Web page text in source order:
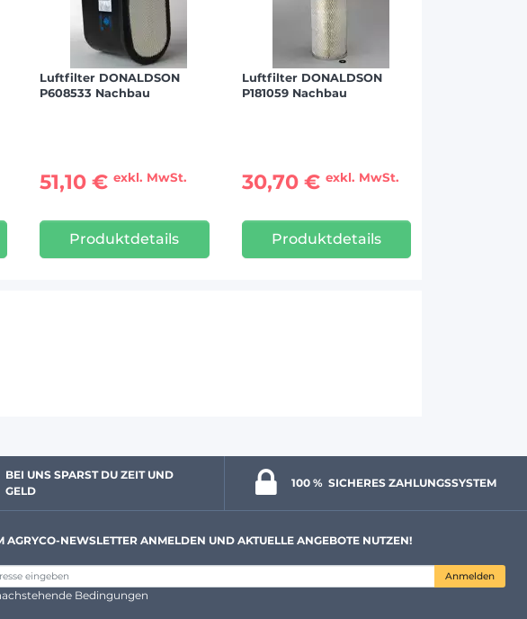
Luftfilter DONALDSON
P608533 Nachbau
51,10 €exkl. MwSt.
Produktdetails
Luftfilter DONALDSON
P181059 Nachbau
30,70 € exkl. MwSt.
Produktdetails
BEI UNS SPARST DU ZEIT UND
GELD
100 % SICHERES ZAHLUNGSSYSTEM
AGRYCO-NEWSLETTER ANMELDEN UND AKTUELLE ANGEBOTE NUTZEN!
Anmelden
Bedingungen